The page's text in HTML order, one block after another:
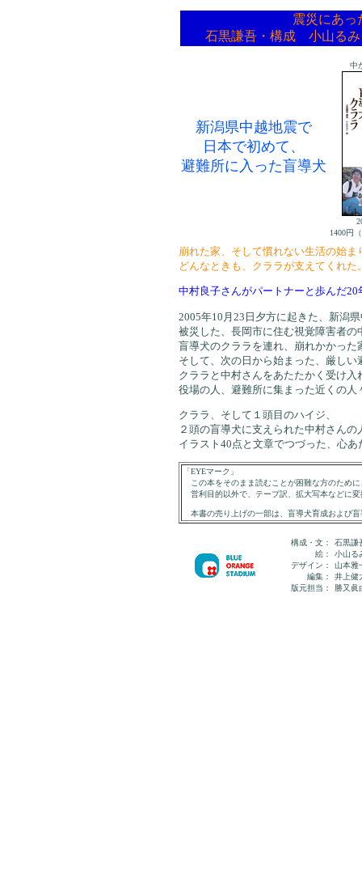
震災にあっ
石黒謙吾・構成 小山るみ
新潟県中越地震で
日本で初めて、
避難所に入った盲導犬
中
1400円
崩れた家、そして慣れない生活の始
どんなときも、クララが支えてくれた
中村良子さんがパートナーと歩んだ20
2005年10月23日夕方に起きた、新潟
被災した、長岡市に住む視覚障害者の
盲導犬のクララを連れ、崩れかかった
そして、次の日から始まった、厳しい
クララと中村さんをあたたかく受け入
役場の人、避難所に集まった近くの
クララ、そして１頭目のハイジ、
２頭の盲導犬に支えられた中村さんの
イラスト40点と文章でつづった、心
「EYEマーク」
この本をそのまま読むことが困難な方のために
営利目的以外で、テープ訳、拡大写本などに
本書の売り上げの一部は、盲導犬育成および
構成・文：
絵：
デザイン：
編集：
版元担当：
石黒謙
小山る
山本雅
井上健
勝又眞